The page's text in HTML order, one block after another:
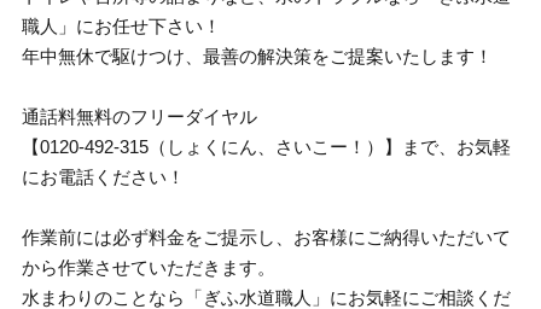
職人」にお任せ下さい！
年中無休で駆けつけ、最善の解決策をご提案いたします！
通話料無料のフリーダイヤル
【0120-492-315（しょくにん、さいこー！）】まで、お気軽
にお電話ください！
作業前には必ず料金をご提示し、お客様にご納得いただいて
から作業させていただきます。
水まわりのことなら「ぎふ水道職人」にお気軽にご相談くだ